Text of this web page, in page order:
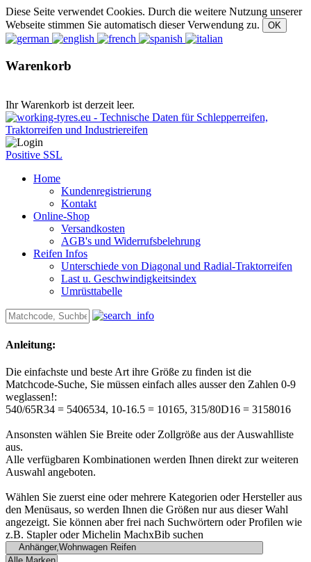
Diese Seite verwendet Cookies. Durch die weitere Nutzung unserer
Webseite stimmen Sie automatisch dieser Verwendung zu.
Warenkorb
Ihr Warenkorb ist derzeit leer.
Positive SSL
Home
Kundenregistrierung
Kontakt
Online-Shop
Versandkosten
AGB's und Widerrufsbelehrung
Reifen Infos
Unterschiede von Diagonal und Radial-Traktorreifen
Last u. Geschwindigkeitsindex
Umrüsttabelle
Anleitung:
Die einfachste und beste Art ihre Größe zu finden ist die
Matchcode-Suche, Sie müssen einfach alles ausser den Zahlen 0-9
weglassen!:
540/65R34 = 5406534, 10-16.5 = 10165, 315/80D16 = 3158016
Ansonsten wählen Sie Breite oder Zollgröße aus der Auswahlliste
aus.
Alle verfügbaren Kombinationen werden Ihnen direkt zur weiteren
Auswahl angeboten.
Wählen Sie zuerst eine oder mehrere Kategorien oder Hersteller aus
den Menüsaus, so werden Ihnen die Größen nur aus dieser Wahl
angezeigt. Sie können aber frei nach Suchwörtern oder Profilen wie
z.B. Stapler oder Michelin MachxBib suchen